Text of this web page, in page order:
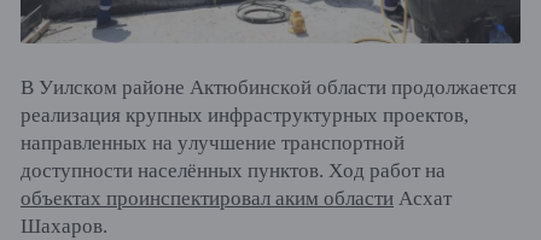
В Уилском районе Актюбинской области продолжается
реализация крупных инфраструктурных проектов,
направленных на улучшение транспортной
доступности населённых пунктов. Ход работ на
объектах проинспектировал аким области Асхат
Шахаров.